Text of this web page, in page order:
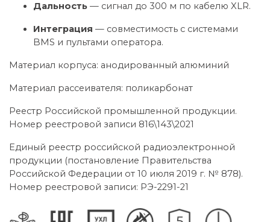
Дальность — сигнал до 300 м по кабелю XLR.
Интеграция — совместимость с системами
BMS и пультами оператора.
Материал корпуса: анодированный алюминий
Материал рассеивателя: поликарбонат
Реестр Российской промышленной продукции.
Номер реестровой записи 816\143\2021
Единый реестр российской радиоэлектронной
продукции (постановление Правительства
Российской Федерации от 10 июля 2019 г. № 878).
Номер реестровой записи: РЭ-2291-21